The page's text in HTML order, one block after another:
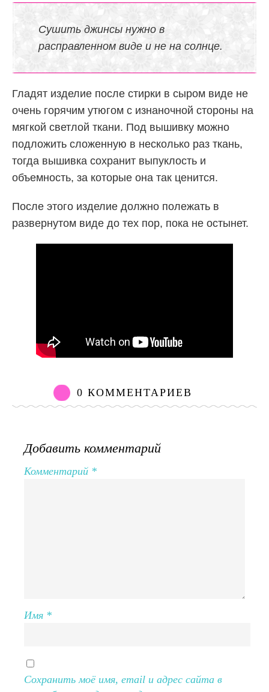
Сушить джинсы нужно в
расправленном виде и не на солнце.
Гладят изделие после стирки в сыром виде не
очень горячим утюгом с изнаночной стороны на
мягкой светлой ткани. Под вышивку можно
подложить сложенную в несколько раз ткань,
тогда вышивка сохранит выпуклость и
объемность, за которые она так ценится.
После этого изделие должно полежать в
развернутом виде до тех пор, пока не остынет.
0 КОММЕНТАРИЕВ
Добавить комментарий
Комментарий *
Имя *
Сохранить моё имя, email и адрес сайта в